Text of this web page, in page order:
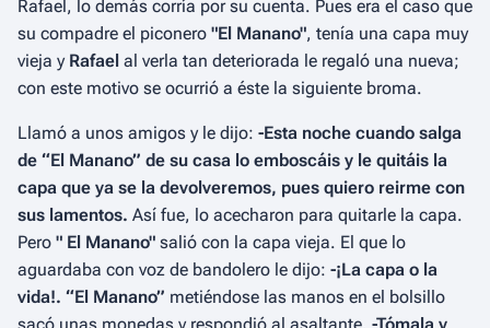
Rafael, lo demás corría por su cuenta. Pues era el caso que
su compadre el piconero "El Manano", tenía una capa muy
vieja y Rafael al verla tan deteriorada le regaló una nueva;
con este motivo se ocurrió a éste la siguiente broma.
Llamó a unos amigos y le dijo: -Esta noche cuando salga
de “El Manano” de su casa lo emboscáis y le quitáis la
capa que ya se la devolveremos, pues quiero reirme con
sus lamentos. Así fue, lo acecharon para quitarle la capa.
Pero " El Manano" salió con la capa vieja. El que lo
aguardaba con voz de bandolero le dijo: -¡La capa o la
vida!. “El Manano” metiéndose las manos en el bolsillo